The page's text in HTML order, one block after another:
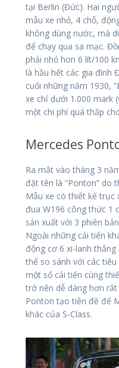
tại Berlin (Đức). Hai
mẫu xe nhỏ, 4 chỗ,
không dùng nước, mà
để chạy qua sa mạc.
phải nhỏ hơn 6 lít/100
là hầu hết các gia đình
cuối những năm 1930,
xe chỉ dưới 1.000 mark
một chi phí quá thấp
Mercedes
Ra mắt vào tháng 3
đặt tên là “Ponton” do
Mẫu xe có thiết kế trục
đua W196 công thức 1
sản xuất với 3 phiên
Ngoài những cải tiến
động cơ 6 xi-lanh
thể so sánh với các
một số cải tiến cùng
trở nên dễ dàng hơn
Ponton tạo tiền đề để
khác của S-Class.